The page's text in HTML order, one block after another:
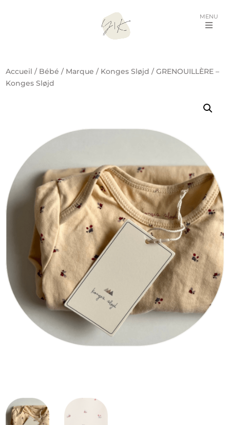
MENU
Accueil / Bébé / Marque / Konges Sløjd / GRENOUILLÈRE –
Konges Sløjd